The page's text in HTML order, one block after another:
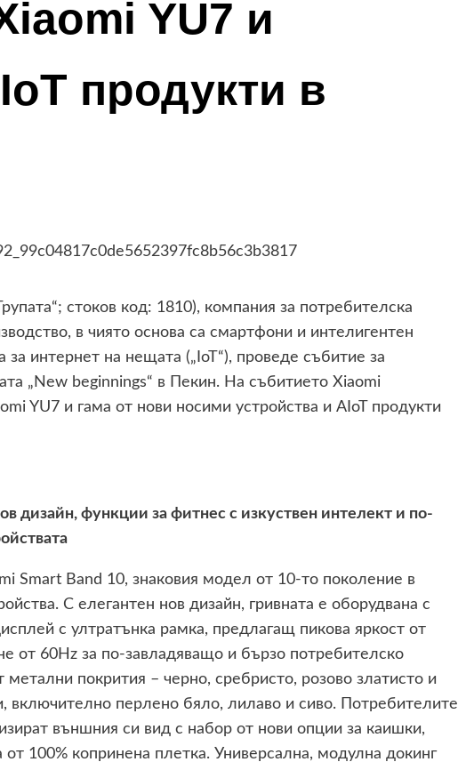
YU7 и
продукти в
стоков код: 1810), компания за потребителска
в чиято основа са смартфони и интелигентен
интернет на нещата („IoT“), проведе събитие за
„New beginnings“ в Пекин. На събитието Xiaomi
YU7 и гама от нови носими устройства и AIoT продукти
дизайн, функции за фитнес с изкуствен интелект и по-
Smart Band 10, знаковия модел от 10-то поколение в
С елегантен нов дизайн, гривната е оборудвана с
с ултратънка рамка, предлагащ пикова яркост от
от 60Hz за по-завладяващо и бързо потребителско
покрития – черно, сребристо, розово златисто и
включително перлено бяло, лилаво и сиво. Потребителите
външния си вид с набор от нови опции за каишки,
100% копринена плетка. Универсална, модулна докинг